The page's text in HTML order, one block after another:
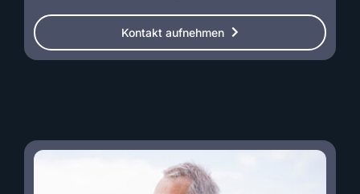
Kontakt aufnehmen